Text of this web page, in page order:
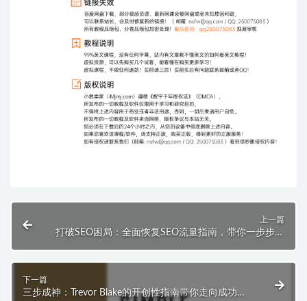
上一篇
打破SEO困局：全面恢复SEO流量指南，带你一步步重
下一篇
三步成神：Trevor Blake的开创性指南带你走向成功之